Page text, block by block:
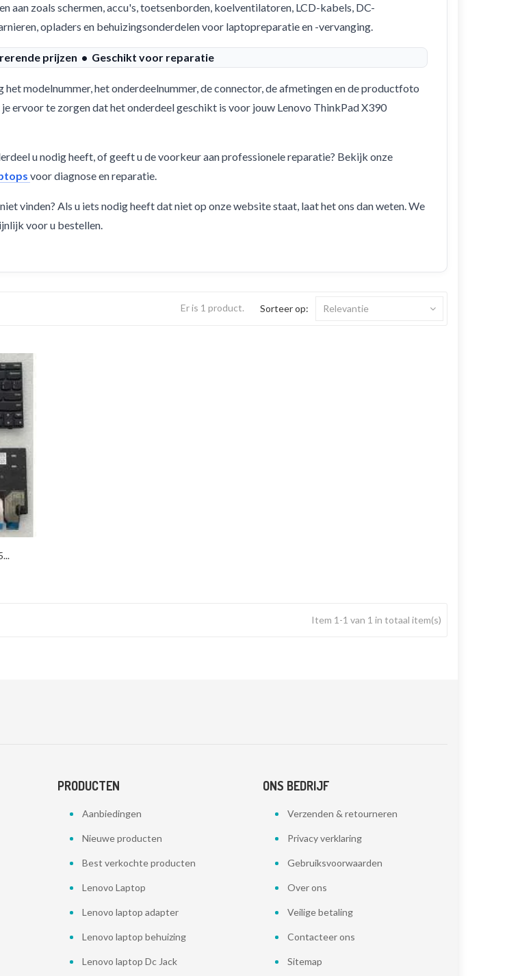
aan zoals schermen, accu's, toetsenborden, koelventilatoren, LCD-kabels, DC-
opladers en behuizingsonderdelen voor laptopreparatie en -vervanging.
prijzen • Geschikt voor reparatie
modelnummer, het onderdeelnummer, de connector, de afmetingen en de productfoto
ervoor te zorgen dat het onderdeel geschikt is voor jouw Lenovo ThinkPad X390
u nodig heeft, of geeft u de voorkeur aan professionele reparatie? Bekijk onze
voor diagnose en reparatie.
vinden? Als u iets nodig heeft dat niet op onze website staat, laat het ons dan weten. We
voor u bestellen.
Er is 1 product. Sorteer op: Relevantie
Item 1-1 van 1 in totaal item(s)
PRODUCTEN
Aanbiedingen
Nieuwe producten
Best verkochte producten
Lenovo Laptop
Lenovo laptop adapter
Lenovo laptop behuizing
Lenovo laptop Dc Jack
ONS BEDRIJF
Verzenden & retourneren
Privacy verklaring
Gebruiksvoorwaarden
Over ons
Veilige betaling
Contacteer ons
Sitemap